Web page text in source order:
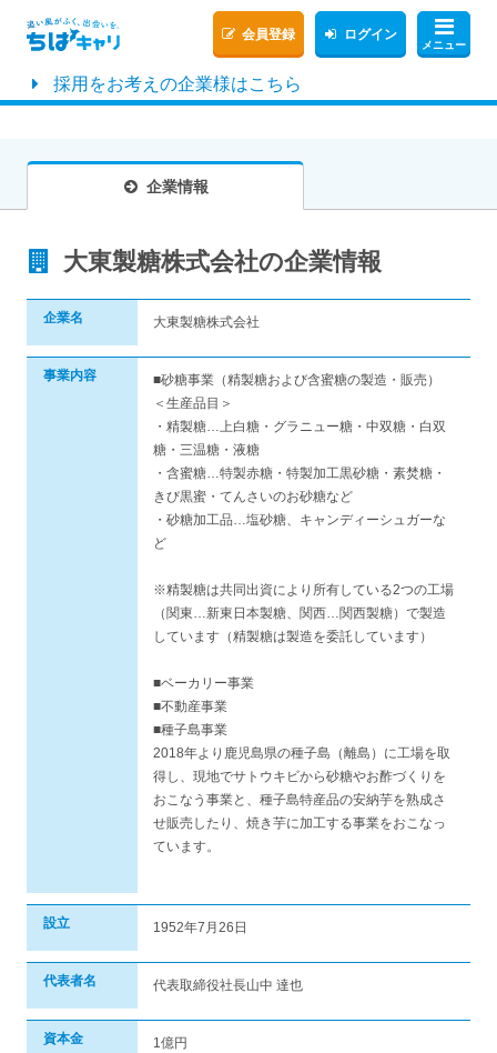
メニュー
会員登録 ログイン
採用をお考えの企業様はこちら
企業情報
大東製糖株式会社の企業情報
企業名 大東製糖株式会社
事業内容
■砂糖事業（精製糖および含蜜糖の製造・販売）
＜生産品目＞
・精製糖…上白糖・グラニュー糖・中双糖・白双
糖・三温糖・液糖
・含蜜糖…特製赤糖・特製加工黒砂糖・素焚糖・
きび黒蜜・てんさいのお砂糖など
・砂糖加工品…塩砂糖、キャンディーシュガーな
ど
※精製糖は共同出資により所有している2つの工場
（関東…新東日本製糖、関西…関西製糖）で製造
しています（精製糖は製造を委託しています）
■ベーカリー事業
■不動産事業
■種子島事業
2018年より鹿児島県の種子島（離島）に工場を取
得し、現地でサトウキビから砂糖やお酢づくりを
おこなう事業と、種子島特産品の安納芋を熟成さ
せ販売したり、焼き芋に加工する事業をおこなっ
ています。
設立 1952年7月26日
代表者名 代表取締役社長山中 達也
資本金 1億円